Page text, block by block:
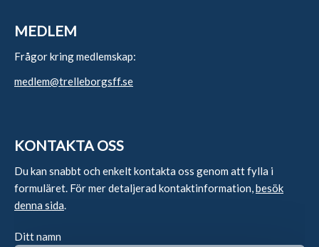
MEDLEM
Frågor kring medlemskap:
medlem@trelleborgsff.se
KONTAKTA OSS
Du kan snabbt och enkelt kontakta oss genom att fylla i
formuläret. För mer detaljerad kontaktinformation,besök
denna sida.
Ditt namn